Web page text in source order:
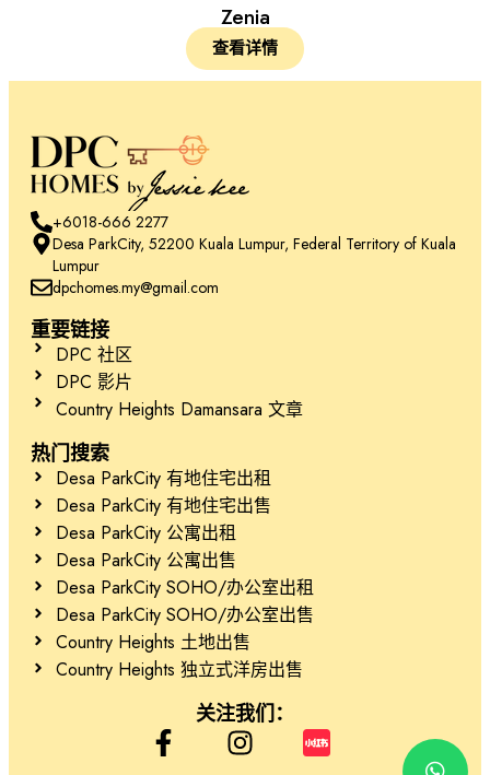
Zenia
查看详情
+6018-666 2277
Desa ParkCity, 52200 Kuala Lumpur, Federal Territory of Kuala
Lumpur
dpchomes.my@gmail.com
重要链接
DPC 社区
DPC 影片
Country Heights Damansara 文章
热门搜索
Desa ParkCity 有地住宅出租
Desa ParkCity 有地住宅出售
Desa ParkCity 公寓出租
Desa ParkCity 公寓出售
Desa ParkCity SOHO/办公室出租
Desa ParkCity SOHO/办公室出售
Country Heights 土地出售
Country Heights 独立式洋房出售
关注我们：